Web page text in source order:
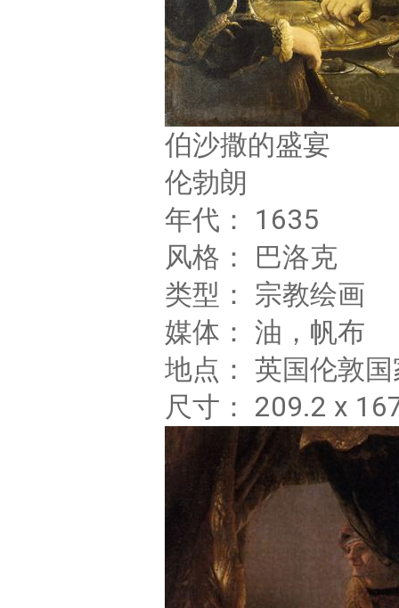
伯沙撒的盛宴
伦勃朗
年代： 1635
风格： 巴洛克
类型： 宗教绘画
媒体： 油，帆布
地点： 英国伦敦
尺寸： 209.2 x